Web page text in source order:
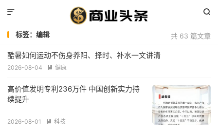


共 63 篇文章
标签：编辑
酷暑如何运动不伤身养阳、择时、补水一文讲清
2026-08-04  健康
高价值发明专利236万件 中国创新实力持
续提升
2026-08-01  科技